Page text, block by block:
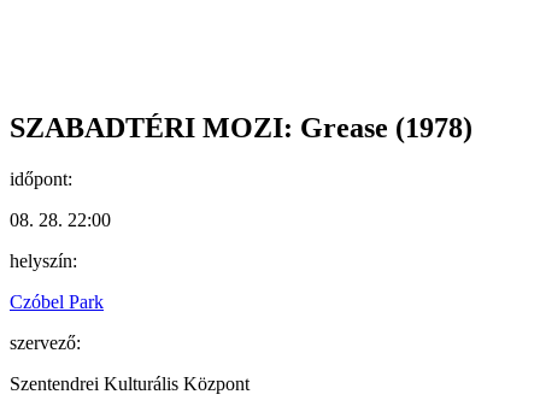
SZABADTÉRI MOZI: Grease (1978)
időpont:
08. 28. 22:00
helyszín:
Czóbel Park
szervező:
Szentendrei Kulturális Központ